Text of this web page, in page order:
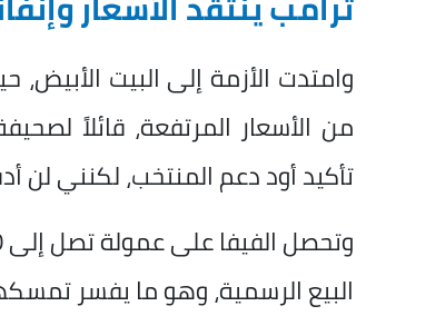
وامتدت الأزمة إلى البيت
تأكيد أود دعم المنتخب، لكنني لن
البيع الرسمية، وهو ما يفسر